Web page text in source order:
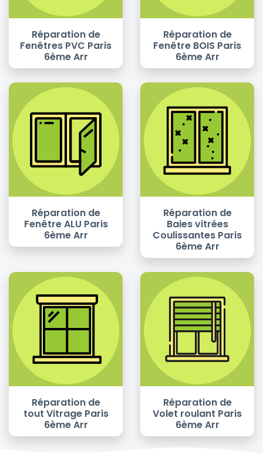
Réparation de
Fenêtres PVC Paris
6ème Arr
Réparation de
Fenêtre BOIS Paris
6ème Arr
Réparation de
Fenêtre ALU Paris
6ème Arr
Réparation de
Baies vitrées
Coulissantes Paris
6ème Arr
Réparation de
tout Vitrage Paris
6ème Arr
Réparation de
Volet roulant Paris
6ème Arr